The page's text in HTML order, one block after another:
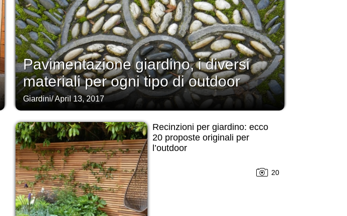
Pavimentazione giardino, i diversi
materiali per ogni tipo di outdoor
Giardini/April 13, 2017
Recinzioni per giardino: ecco
20 proposte originali per
l’outdoor
20